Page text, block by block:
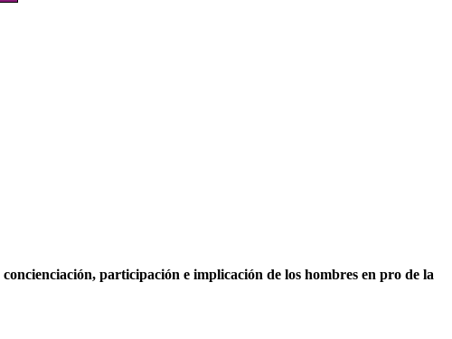
concienciación, participación e implicación de los hombres en pro de la